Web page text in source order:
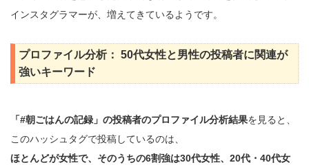
インスタグラマーが、増えてきているようです。
プロファイル分析： 50代女性と男性の投稿者に関連が
強いキーワード
「#朝ごはんの記録」の投稿者のプロファイル分析結果を見ると、
このハッシュタグで投稿しているのは、
ほとんどが女性で、そのうちの6割強は30代女性、20代・40代女